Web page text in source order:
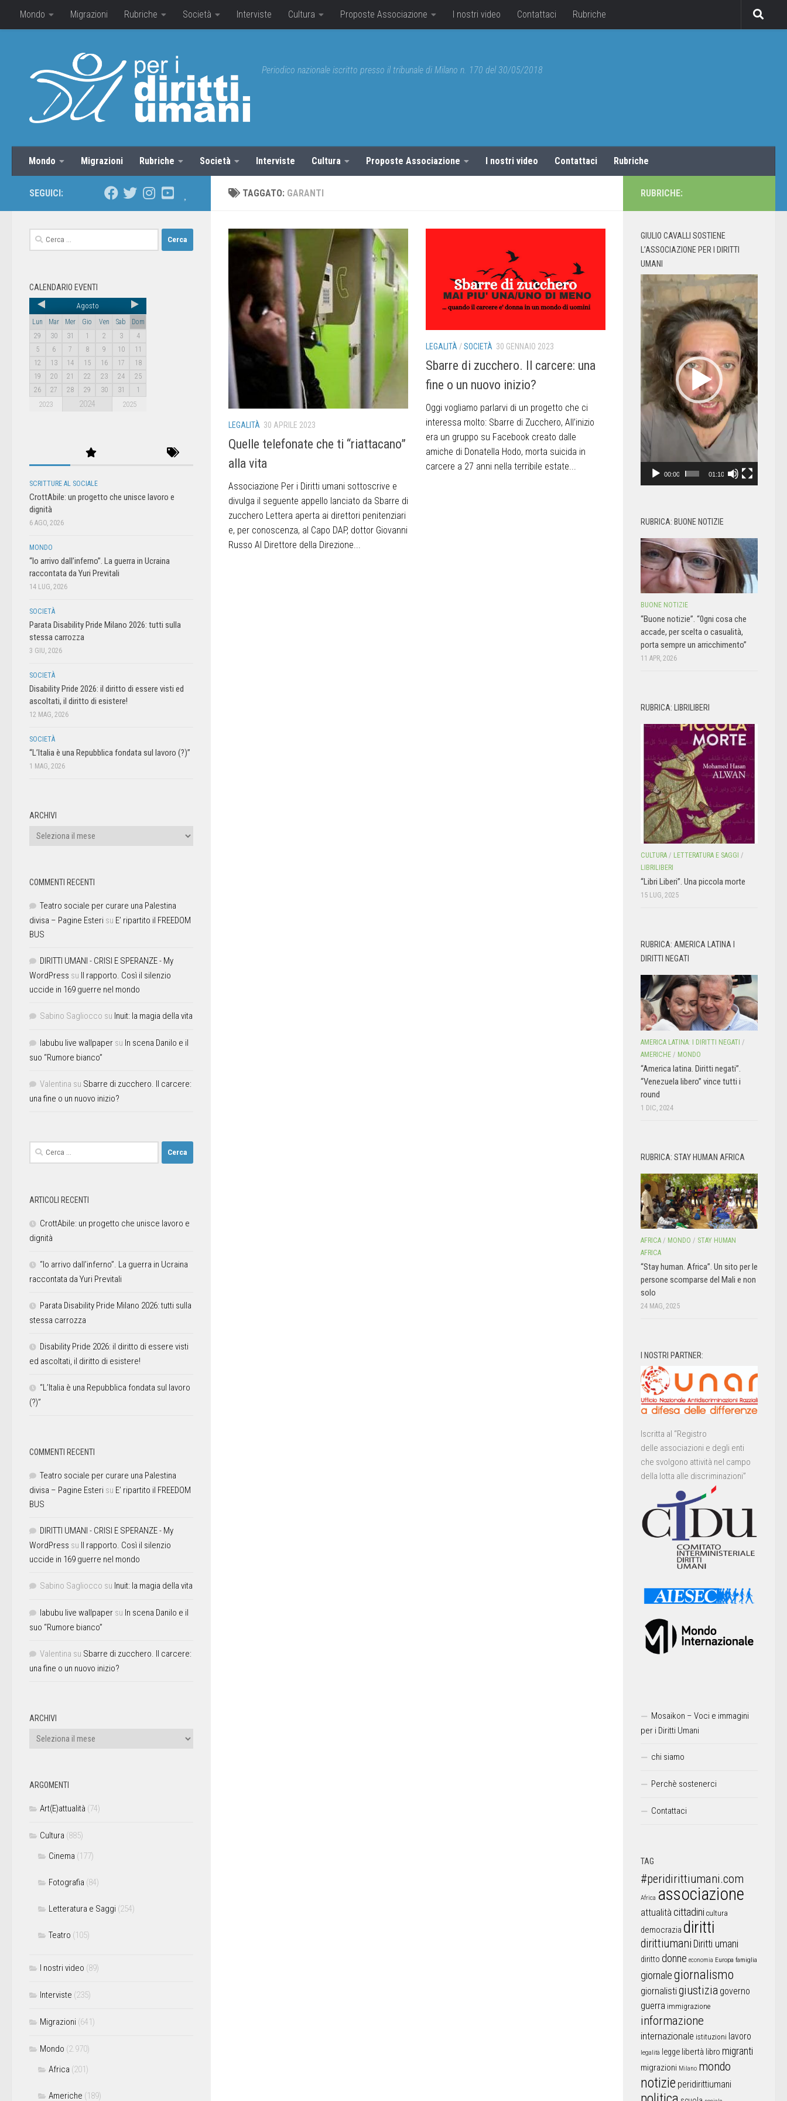
Mondo Migrazioni Rubriche Società Interviste Cultura Proposte Associazione I nostri video Contattaci Rubriche
Periodico nazionale iscritto presso il tribunale di Milano n. 170 del 30/05/2018
Mondo Migrazioni Rubriche Società Interviste Cultura Proposte Associazione I nostri video Contattaci Rubriche
TAGGATO: GARANTI
LEGALITÀ 30 APRILE 2023
Quelle telefonate che ti “riattacano”
alla vita
Associazione Per i Diritti umani sottoscrive e
divulga il seguente appello lanciato da Sbarre di
zucchero Lettera aperta ai direttori penitenziari
e, per conoscenza, al Capo DAP, dottor Giovanni
Russo Al Direttore della Direzione...
LEGALITÀ /SOCIETÀ 30 GENNAIO 2023
Sbarre di zucchero. Il carcere: una
fine o un nuovo inizio?
Oggi vogliamo parlarvi di un progetto che ci
interessa molto: Sbarre di Zucchero, All’inizio
era un gruppo su Facebook creato dalle
amiche di Donatella Hodo, morta suicida in
carcere a 27 anni nella terribile estate...
SEGUICI:
CALENDARIO EVENTI
Agosto
Lun Mar Mer Gio Ven Sab
Dom
29
30 31 1 2 3
4
5
6 7 8 9 10
11
12
13 14 15 16 17
18
19
20 21 22 23 24
25
26
27 28 29 30 31 1
2023 2024 2025
SCRITTURE AL SOCIALE
CrottAbile: un progetto che unisce lavoro e
dignità
6 AGO, 2026
MONDO
“Io arrivo dall’inferno”. La guerra in Ucraina
raccontata da Yuri Previtali
14 LUG, 2026
SOCIETÀ
Parata Disability Pride Milano 2026: tutti sulla
stessa carrozza
3 GIU, 2026
SOCIETÀ
Disability Pride 2026: il diritto di essere visti ed
ascoltati, il diritto di esistere!
12 MAG, 2026
SOCIETÀ
“L’Italia è una Repubblica fondata sul lavoro (?)”
1 MAG, 2026
ARCHIVI
COMMENTI RECENTI
Teatro sociale per curare una Palestina
divisa – Pagine Esteri su E’ ripartito il FREEDOM
BUS
DIRITTI UMANI - CRISI E SPERANZE - My
WordPress su Il rapporto. Così il silenzio
uccide in 169 guerre nel mondo
Sabino Sagliocco su Inuit: la magia della vita
labubu live wallpaper su In scena Danilo e il
suo “Rumore bianco”
Valentina su Sbarre di zucchero. Il carcere:
una fine o un nuovo inizio?
ARTICOLI RECENTI
CrottAbile: un progetto che unisce lavoro e
dignità
“Io arrivo dall’inferno”. La guerra in Ucraina
raccontata da Yuri Previtali
Parata Disability Pride Milano 2026: tutti sulla
stessa carrozza
Disability Pride 2026: il diritto di essere visti
ed ascoltati, il diritto di esistere!
“L’Italia è una Repubblica fondata sul lavoro
(?)”
COMMENTI RECENTI
Teatro sociale per curare una Palestina
divisa – Pagine Esteri su E’ ripartito il FREEDOM
BUS
DIRITTI UMANI - CRISI E SPERANZE - My
WordPress su Il rapporto. Così il silenzio
uccide in 169 guerre nel mondo
Sabino Sagliocco su Inuit: la magia della vita
labubu live wallpaper su In scena Danilo e il
suo “Rumore bianco”
Valentina su Sbarre di zucchero. Il carcere:
una fine o un nuovo inizio?
ARCHIVI
ARGOMENTI
Art(E)attualità (74)
Cultura (885)
Cinema (177)
Fotografia (84)
Letteratura e Saggi (254)
Teatro (105)
I nostri video (89)
Interviste (235)
Migrazioni (641)
Mondo (2.970)
Africa (201)
Americhe (189)
RUBRICHE:
GIULIO CAVALLI SOSTIENE
L’ASSOCIAZIONE PER I DIRITTI
UMANI
Video
Player
00:00 01:10
RUBRICA: BUONE NOTIZIE
BUONE NOTIZIE
“Buone notizie”. “0gni cosa che
accade, per scelta o casualità,
porta sempre un arricchimento”
11 APR, 2026
RUBRICA: LIBRILIBERI
CULTURA / LETTERATURA E SAGGI /
LIBRILIBERI
“Libri Liberi”. Una piccola morte
15 LUG, 2025
RUBRICA: AMERICA LATINA I
DIRITTI NEGATI
AMERICA LATINA: I DIRITTI NEGATI /
AMERICHE / MONDO
“America latina. Diritti negati”.
“Venezuela libero” vince tutti i
round
1 DIC, 2024
RUBRICA: STAY HUMAN AFRICA
AFRICA / MONDO / STAY HUMAN
AFRICA
“Stay human. Africa”. Un sito per le
persone scomparse del Mali e non
solo
24 MAG, 2025
I NOSTRI PARTNER:
Iscritta al “Registro
delle associazioni e degli enti
che svolgono attività nel campo
della lotta alle discriminazioni”
Mosaikon – Voci e immagini
per i Diritti Umani
chi siamo
Perchè sostenerci
Contattaci
TAG
#peridirittiumani.com
Africa associazione
attualità cittadini cultura
democrazia diritti
dirittiumani Diritti umani
diritto donne economia Europa famiglia
giornalegiornalismo
giornalistigiustizia governo
guerra immigrazione
informazione
internazionale istituzioni lavoro
legalità legge libertà libro migranti
migrazioni Milano mondo
notizie peridirittiumani